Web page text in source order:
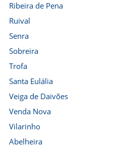
Ribeira de Pena
Ruival
Senra
Sobreira
Trofa
Santa Eulália
Veiga de Daivões
Venda Nova
Vilarinho
Abelheira